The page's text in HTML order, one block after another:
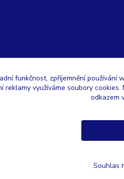
funkčnost, zpříjemnění používání
reklamy využíváme soubory
odkazem
Souhlas